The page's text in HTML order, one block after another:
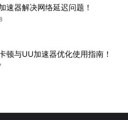
速器解决网络延迟问题！
顿与UU加速器优化使用指南！